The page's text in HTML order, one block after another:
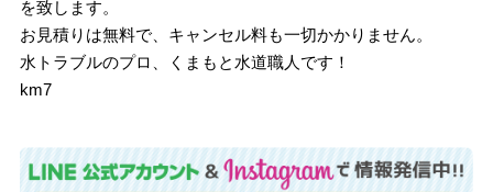
を致します。
お見積りは無料で、キャンセル料も一切かかりません。
水トラブルのプロ、くまもと水道職人です！
km7